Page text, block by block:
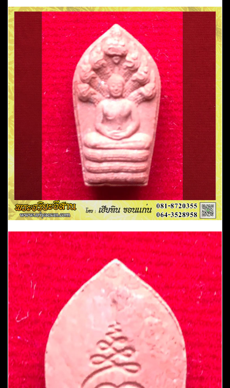
วัด
ป่า
กุ่ง
จ.ร้อยเอ็ด
ชิ้น